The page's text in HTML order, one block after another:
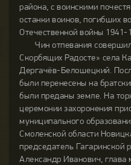
района, с воинскими
останки воинов, погибших
Отечественной войны 1941-
Чин отпевания
Скорбящих Радосте» села
Дергачёв-Белошецкий.
были перенесены на
были преданы земле. На
церемонии захоронения
муниципального
Смоленской области
председатель
Александр Иванович, глава